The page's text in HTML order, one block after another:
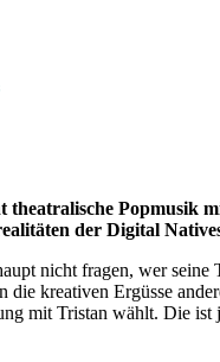
Popmusik
der Digital
nicht fragen, wer
kreativen Ergüsse
mit Tristan wählt. Die